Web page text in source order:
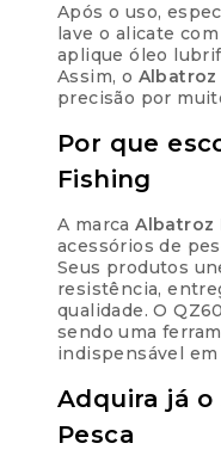
Após o uso,
lave o alicate
aplique óleo
Assim, o Albatroz
precisão por
Por que
Fishing
A marcaAlbatroz
acessórios de
Seus produtos
resistência,
qualidade. O
sendo uma
indispensável
Adquira já
Pesca